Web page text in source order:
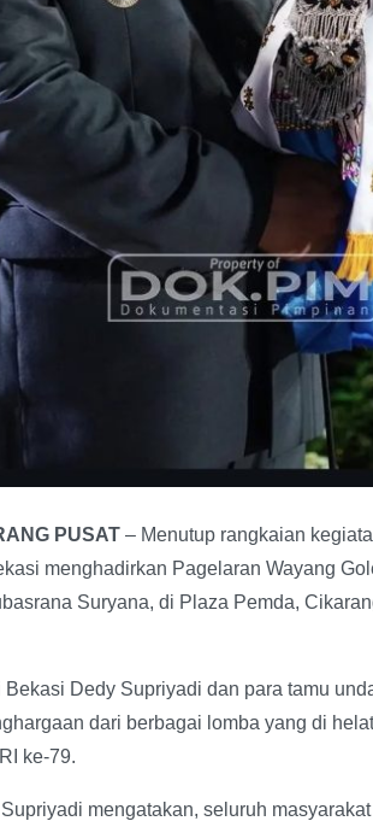
PUSAT– Menutup rangkaian
menghadirkan Pagelaran Wayang
Suryana, di Plaza Pemda,
Dedy Supriyadi dan para tamu
dari berbagai lomba yang di
ke-79.
mengatakan, seluruh